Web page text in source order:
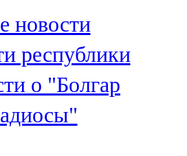
новости
республики
о "Болгар